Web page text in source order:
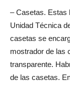
– Casetas. Estas
Unidad Técnica
casetas se
mostrador de las
transparente.
de las casetas.